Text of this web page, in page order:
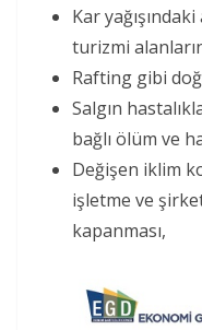
Kar
turizmi
Rafting gibi
Salgın
bağlı ölüm ve
Değişen iklim
işletme ve
kapanması,